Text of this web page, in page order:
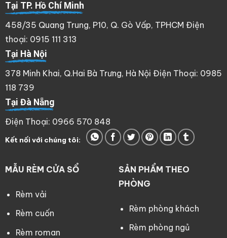
Tại TP. Hồ Chí Minh
458/35 Quang Trung, P10, Q. Gò Vấp, TPHCM Điện
thoại: 0915 111 313
Tại Hà Nội
378 Minh Khai, Q.Hai Bà Trưng, Hà Nội Điện Thoại: 0985
118 739
Tại Đà Nẵng
Điện Thoại: 0966 570 848
Kết nối với chúng tôi:
MẪU RÈM CỬA SỔ
Rèm vải
Rèm cuốn
Rèm roman
SẢN PHẨM THEO
PHÒNG
Rèm phòng khách
Rèm phòng ngủ